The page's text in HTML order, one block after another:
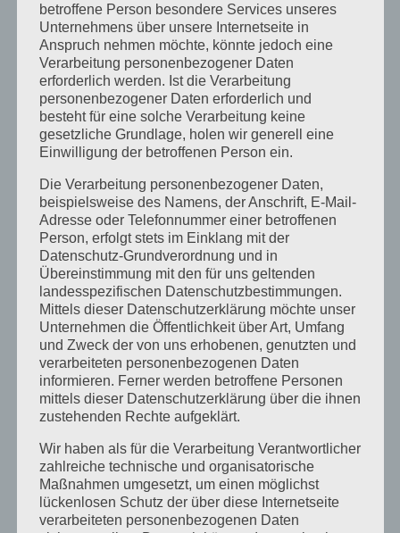
Februar 2025
Januar 2025
Dezember 2024
September 2024
August 2024
März 2024
Januar 2024
Dezember 2023
November 2023
Oktober 2023
September 2023
Juli 2023
Mai 2023
April 2023
März 2023
betroffene Person besondere Services unseres
Unternehmens über unsere Internetseite in
Anspruch nehmen möchte, könnte jedoch eine
Verarbeitung personenbezogener Daten
erforderlich werden. Ist die Verarbeitung
personenbezogener Daten erforderlich und
besteht für eine solche Verarbeitung keine
gesetzliche Grundlage, holen wir generell eine
Einwilligung der betroffenen Person ein.
Die Verarbeitung personenbezogener Daten,
beispielsweise des Namens, der Anschrift, E-Mail-
Adresse oder Telefonnummer einer betroffenen
Person, erfolgt stets im Einklang mit der
Datenschutz-Grundverordnung und in
Übereinstimmung mit den für uns geltenden
landesspezifischen Datenschutzbestimmungen.
Mittels dieser Datenschutzerklärung möchte unser
Unternehmen die Öffentlichkeit über Art, Umfang
und Zweck der von uns erhobenen, genutzten und
verarbeiteten personenbezogenen Daten
informieren. Ferner werden betroffene Personen
mittels dieser Datenschutzerklärung über die ihnen
zustehenden Rechte aufgeklärt.
Wir haben als für die Verarbeitung Verantwortlicher
zahlreiche technische und organisatorische
Maßnahmen umgesetzt, um einen möglichst
lückenlosen Schutz der über diese Internetseite
verarbeiteten personenbezogenen Daten